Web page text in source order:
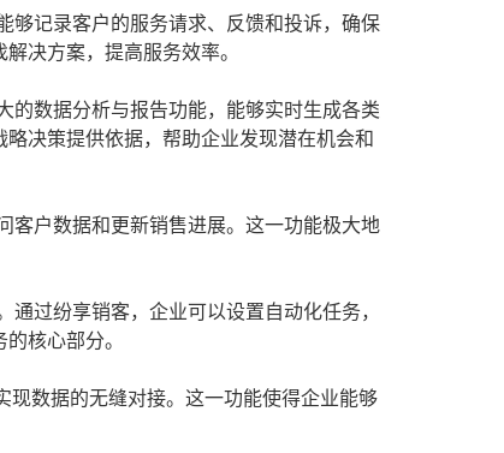
够记录客户的服务请求、反馈和投诉，确保
决方案，提高服务效率。
的数据分析与报告功能，能够实时生成各类
决策提供依据，帮助企业发现潜在机会和
客户数据和更新销售进展。这一功能极大地
过纷享销客，企业可以设置自动化任务，
核心部分。
现数据的无缝对接。这一功能使得企业能够